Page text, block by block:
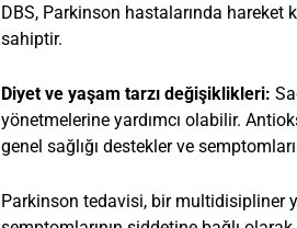
DBS, Parkinson hastalarında
sahiptir.
Diyet ve yaşam tarzı değişiklikleri:
yönetmelerine yardımcı olabilir.
genel sağlığı destekler ve
Parkinson tedavisi, bir multidisipliner